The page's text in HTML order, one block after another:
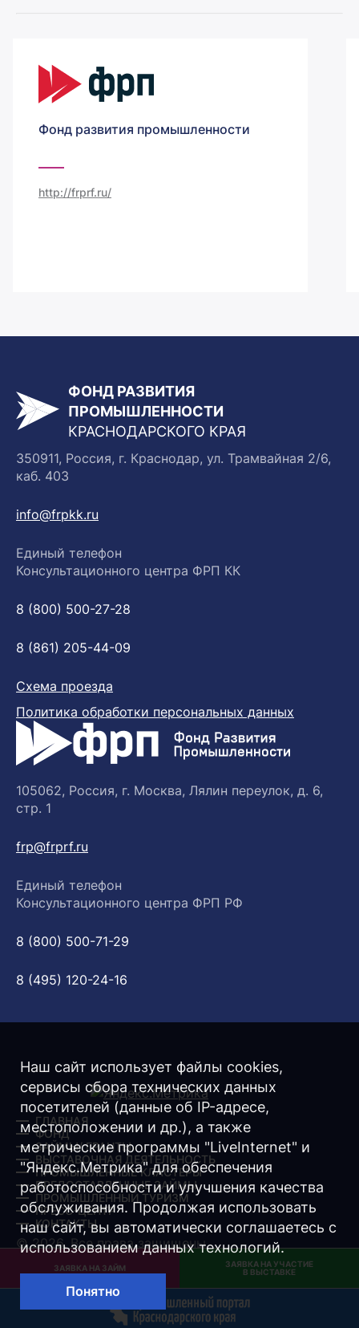
ЗАЯВКА НА ЗАЙМ
ЗАЯВКА НА УЧАСТИЕ
В ВЫСТАВКЕ
Фонд развития промышленности
http://frprf.ru/
ФОНД РАЗВИТИЯ
ПРОМЫШЛЕННОСТИ
КРАСНОДАРСКОГО КРАЯ
350911, Россия, г. Краснодар, ул. Трамвайная 2/6,
каб. 403
info@frpkk.ru
Единый телефон
Консультационного центра ФРП КК
8 (800) 500-27-28
8 (861) 205-44-09
Схема проезда
Политика обработки персональных данных
105062, Россия, г. Москва, Лялин переулок, д. 6,
стр. 1
frp@frprf.ru
Единый телефон
Консультационного центра ФРП РФ
8 (800) 500-71-29
8 (495) 120-24-16
ГЛАВНАЯ
ФОНД
ЗАЙМЫ/ ГРАНТЫ
ВЫСТАВОЧНАЯ ДЕЯТЕЛЬНОСТЬ
ПРОМЫШЛЕННЫЕ КЛАСТЕРЫ
ПРЕДОСТАВЛЕННЫЕ ЗАЙМЫ
ПРОМЫШЛЕННЫЙ ТУРИЗМ
ПРЕСС-ЦЕНТР
КОНТАКТЫ
© 2026. Все права защищены.
Разработка -Интернет-Имидж
Наш сайт использует файлы cookies,
сервисы сбора технических данных
посетителей (данные об IP-адресе,
местоположении и др.), а также
метрические программы "LiveInternet" и
"Яндекс.Метрика" для обеспечения
работоспособности и улучшения качества
обслуживания. Продолжая использовать
наш сайт, вы автоматически соглашаетесь с
использованием данных технологий.
Понятно